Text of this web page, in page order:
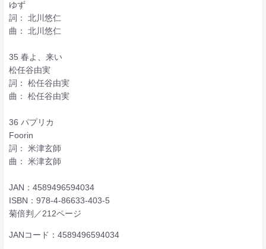
ゆず
詞： 北川悠仁
曲： 北川悠仁
35 春よ、来い
松任谷由実
詞： 松任谷由実
曲： 松任谷由実
36 パプリカ
Foorin
詞： 米津玄師
曲： 米津玄師
JAN：4589496594034
ISBN：978-4-86633-403-5
菊倍判／212ページ
JANコード：4589496594034